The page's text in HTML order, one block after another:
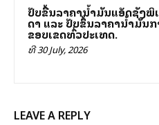
ປັບຂື້ນລາ​ຄາ​ນ້ຳ​ມັນ​ແອັດ​ຊັງ​ພິເ
ດາ ແລະ ປັບຂຶ້ນ​ລາ​ຄາ​ນ້ຳ​ມັນ​
ຂອບ​ເຂດ​ທົ່ວ​ປະ​ເທດ.
ທີ 30 July, 2026
LEAVE A REPLY